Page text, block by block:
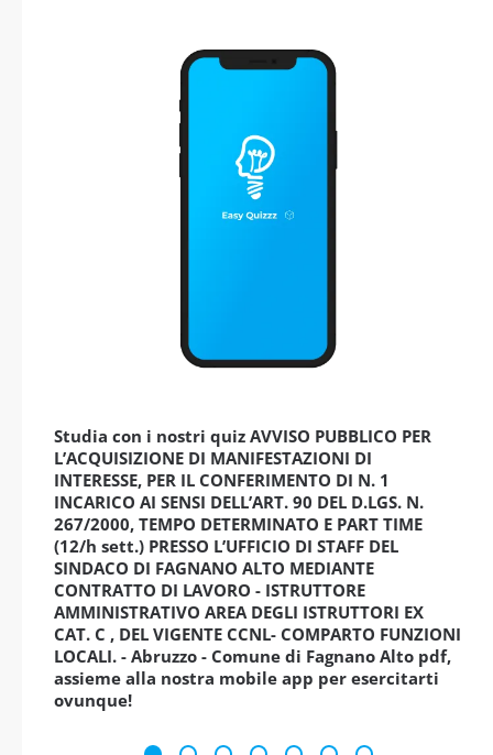
Studia con i nostri quiz AVVISO PUBBLICO PER
L’ACQUISIZIONE DI MANIFESTAZIONI DI
INTERESSE, PER IL CONFERIMENTO DI N. 1
INCARICO AI SENSI DELL’ART. 90 DEL D.LGS. N.
267/2000, TEMPO DETERMINATO E PART TIME
(12/h sett.) PRESSO L’UFFICIO DI STAFF DEL
SINDACO DI FAGNANO ALTO MEDIANTE
CONTRATTO DI LAVORO - ISTRUTTORE
AMMINISTRATIVO AREA DEGLI ISTRUTTORI EX
CAT. C , DEL VIGENTE CCNL- COMPARTO FUNZIONI
LOCALI. - Abruzzo - Comune di Fagnano Alto pdf,
assieme alla nostra mobile app per esercitarti
ovunque!